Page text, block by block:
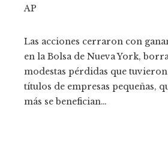
AP
Las acciones cerraron con
en la Bolsa de Nueva York,
modestas pérdidas que
títulos de empresas pequeñas,
más se benefician…